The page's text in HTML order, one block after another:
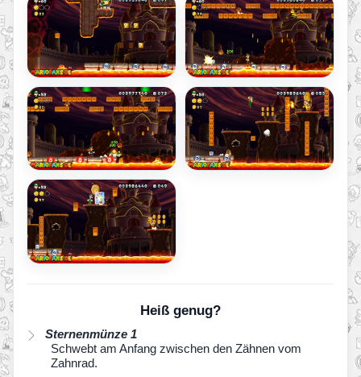
Heiß genug?
Sternenmünze 1
Schwebt am Anfang zwischen den Zähnen vom
Zahnrad.